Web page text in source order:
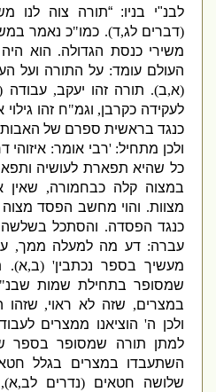
לבנ"י בניו: “ תורה צוה לנו
דברים לג,ד).כמו"כ נאמר
משירי כנסת הגדולה.הוא היה
העולם עומד: על התורה ועל
,ב)
.תורה זהו יעקב,עבודה(
לעקידה כקרבן,וגמ"ח זהו גילוי
כנגד בראשית ספרם של האבות.
ולכן מתחיל: 'רביאומר: איזוהי
כל שהיא תפארת לעושיה
במצוה קלה כבחמורה,שאין
מצוות.והוי מחשב הפסד מצוה
כנגד הפסדה.והסתכל בשלשה
עברה: דע מה למעלה ממך,
מעשיך בספר נכתבין' (ב,א).
שמסופר בתחילת שמות שבנ"י
במצרים,שזה לא ראוי,שזהו
ולכן ה 'הוציאנו ממצרים לעבודתו
למתן תורה שמסופר בספר
השתעבדו במצרים בגלל
שלושה חטאים( נדרים לב,א),